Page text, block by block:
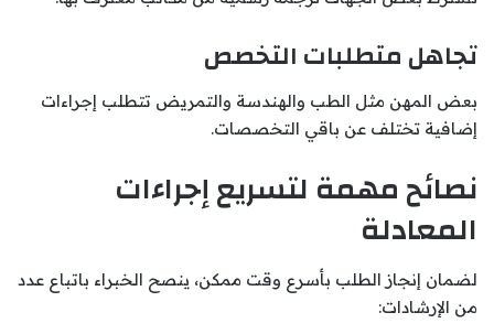
تجاهل متطلبات التخصص
بعض المهن مثل الطب والهندسة والتمريض تتطلب إجراءات
إضافية تختلف عن باقي التخصصات.
نصائح مهمة لتسريع إجراءات
المعادلة
لضمان إنجاز الطلب بأسرع وقت ممكن، ينصح الخبراء باتباع عدد
من الإرشادات: